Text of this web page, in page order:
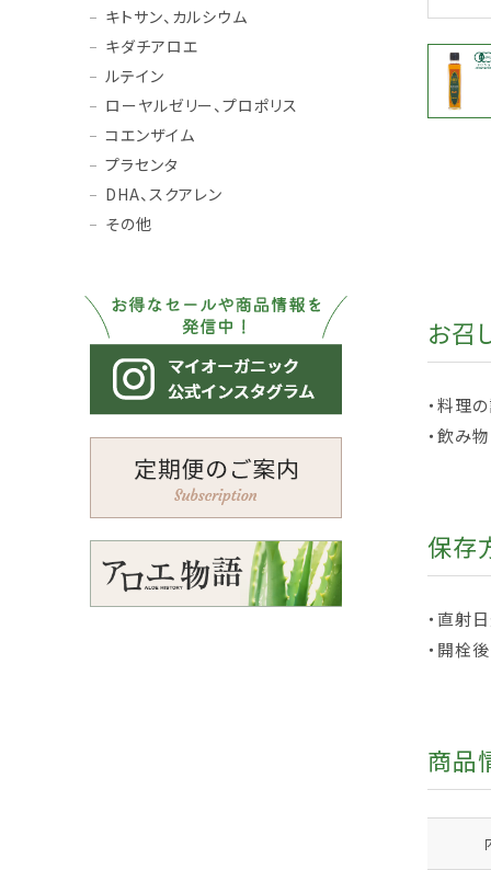
お召
・料理
・飲み
保存
・直射
・開栓
商品
キトサン、カルシウム
キダチアロエ
ルテイン
ローヤルゼリー、プロポリス
コエンザイム
プラセンタ
DHA、スクアレン
その他